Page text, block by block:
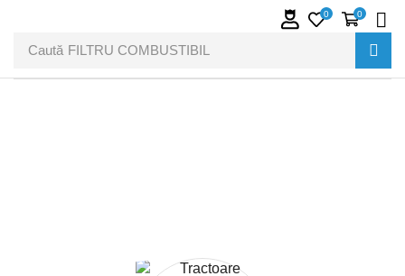
Caută FILTRU COMBUSTIBIL
0 0